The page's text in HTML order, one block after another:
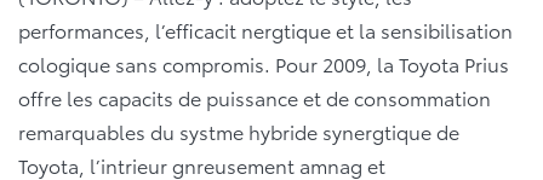
performances, l’efficacit nergtique et la sensibilisation
cologique sans compromis. Pour 2009, la Toyota Prius
offre les capacits de puissance et de consommation
remarquables du systme hybride synergtique de
Toyota, l’intrieur gnreusement amnag et